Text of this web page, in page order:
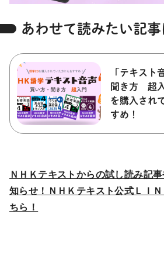
あわせて読みたい記事
「テキスト
聞き方 超
を購入され
すめ！
ＮＨＫテキストからの試し読み記
知らせ！ＮＨＫテキスト公式ＬＩ
ちら！